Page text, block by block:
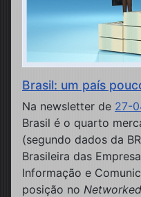
Brasil: um país
Na newsletter de 27-
Brasil é o quarto
(segundo dados da
Brasileira das
Informação e
posição no